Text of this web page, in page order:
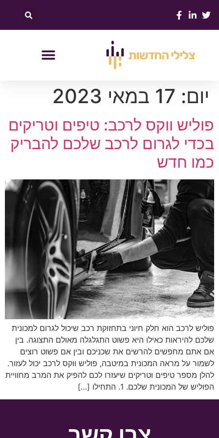
יום: 17 במאי 2023
פוליש ווקס לרכב: טיפים וטריקים
בכדי לגרום לרכב שלכם להבריק
כמו חדש
פוליש לרכב הוא חלק חיוני בתחזוקת רכב שיכול לגרום למכונית
שלכם להיראות כאילו היא פשוט התגלגלה מאולם התצוגה. בין
אם אתם מחפשים להרשים את שכניכם ובין אם פשוט רוצים
לשמור על מראה המכונית במיטבה, פוליש ווקס לרכב יכול לעזור.
להלן מספר טיפים וטריקים שיעזרו לכם להפיק את המרב מחוויית
הפוליש של המכונית שלכם. 1. התחילו […]